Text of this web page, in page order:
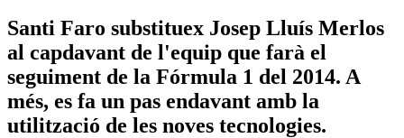
Santi Faro substituex Josep Lluís Merlos
al capdavant de l'equip que farà el
seguiment de la Fórmula 1 del 2014. A
més, es fa un pas endavant amb la
utilització de les noves tecnologies.